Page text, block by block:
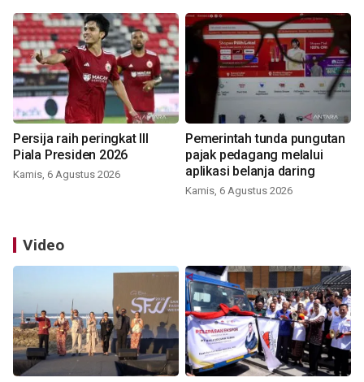
Persija raih peringkat III
Piala Presiden 2026
Kamis, 6 Agustus 2026
Pemerintah tunda pungutan
pajak pedagang melalui
aplikasi belanja daring
Kamis, 6 Agustus 2026
Video